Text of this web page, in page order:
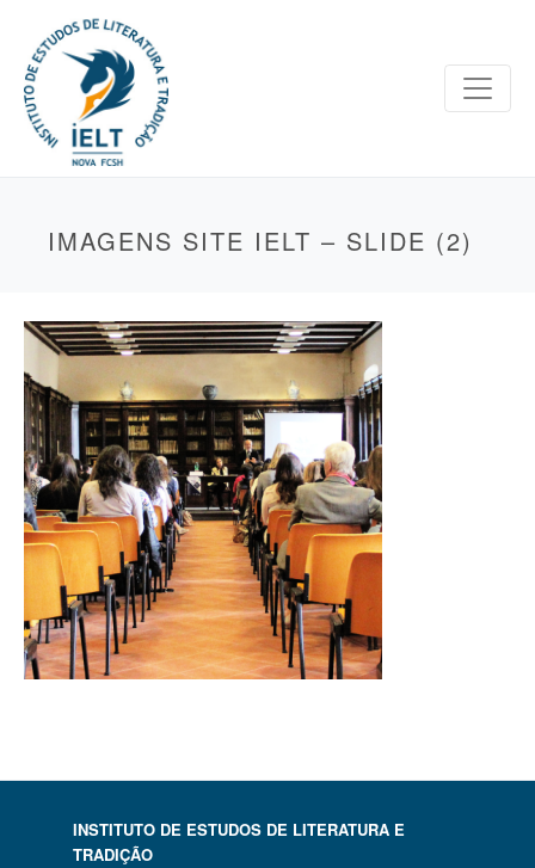
IMAGENS SITE IELT – SLIDE (2)
INSTITUTO DE ESTUDOS DE LITERATURA E
TRADIÇÃO